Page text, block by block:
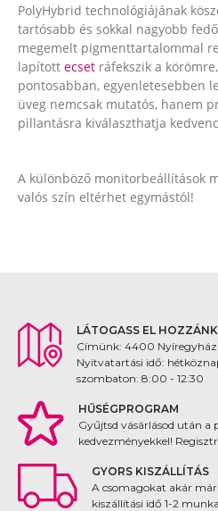
PolyHybrid technológiájának
tartósabb és sokkal nagyobb
megemelt pigmenttartalommal
lapított ecset ráfekszik a
pontosabban, egyenletesebben
üveg nemcsak mutatós, hanem
pillantásra kiválaszthatja
A különböző monitorbeállítások
valós szín eltérhet egymástól!
LÁTOGASS EL
Címünk: 4400
Nyitvatartási idő:
szombaton: 8:00 - 12:30
HŰSÉGPROGRAM
Gyűjtsd vásárlásod után a
kedvezményekkel!
GYORS KISZÁLLÍTÁS
A csomagokat akár
kiszállítási idő 1-2